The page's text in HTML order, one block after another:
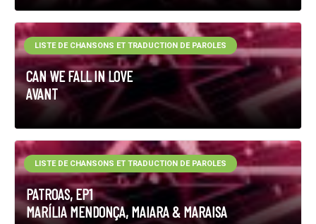
CAN WE FALL IN LOVE
AVANT
LISTE DE CHANSONS ET TRADUCTION DE PAROLES
PATROAS, EP1
MARÍLIA MENDONÇA, MAIARA & MARAISA
LISTE DE CHANSONS ET TRADUCTION DE PAROLES